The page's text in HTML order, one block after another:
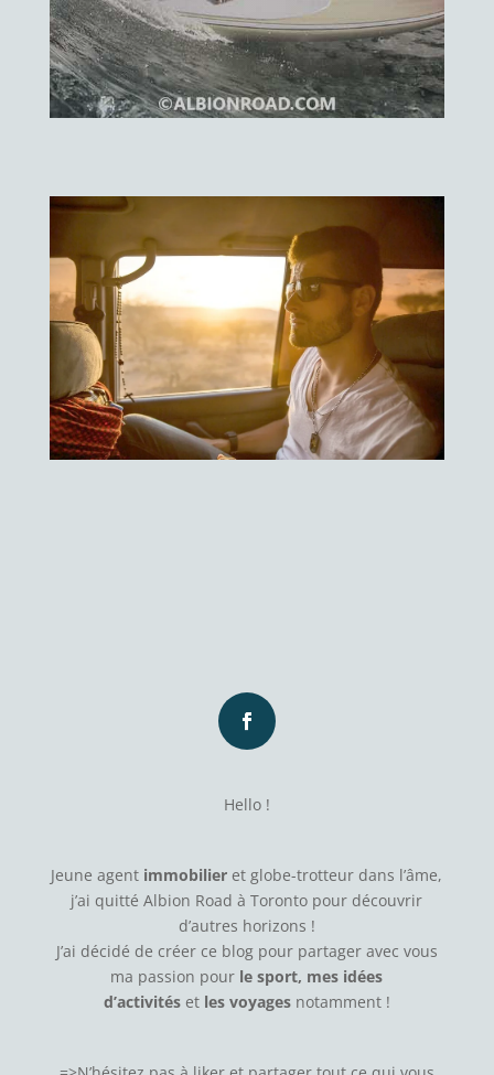
Hello !
Jeune agent immobilier et globe-trotteur dans l’âme,
j’ai quitté Albion Road à Toronto pour découvrir
d’autres horizons !
J’ai décidé de créer ce blog pour partager avec vous
ma passion pour le sport, mes idées
d’activitéset les voyagesnotamment !